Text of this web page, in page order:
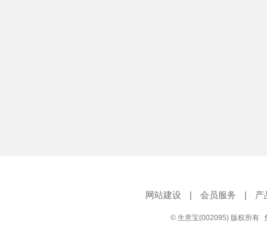
网站建设 | 会员服务 | 产
© 生意宝(002095) 版权所有